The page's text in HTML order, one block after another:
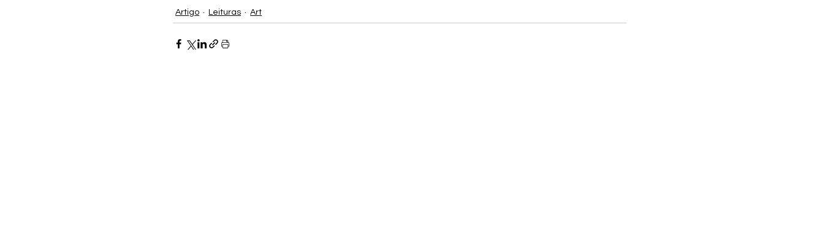
Artigo Leituras Art